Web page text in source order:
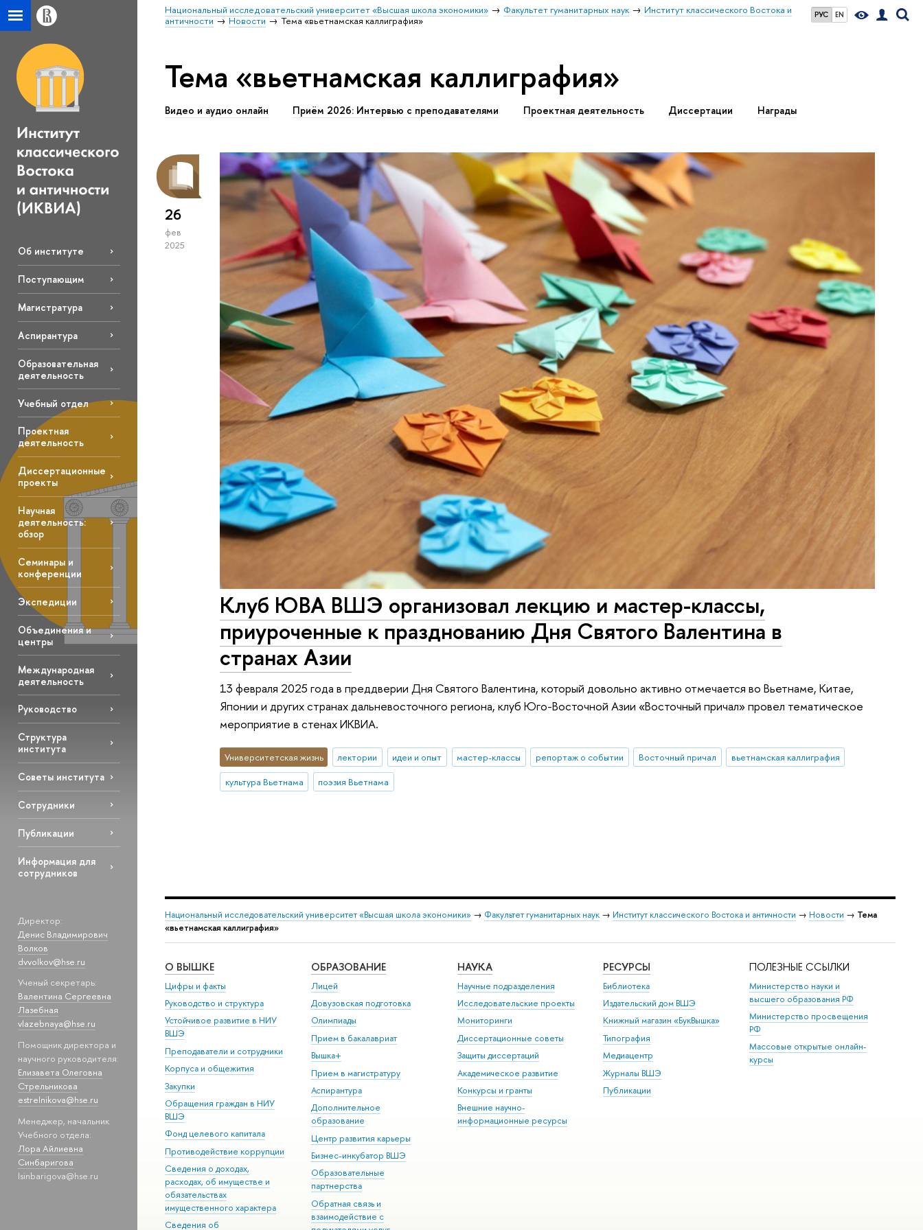
РУС EN
Национальный исследовательский университет «Высшая школа экономики» Факультет гуманитарных наук
Институт классического Востока и
античности
Новости Тема «вьетнамская каллиграфия»
Об институте
Поступающим
Магистратура
Аспирантура
Образовательная
деятельность
Учебный отдел
Проектная
деятельность
Диссертационные
проекты
Научная
деятельность:
обзор
Семинары и
конференции
Экспедиции
Объединения и
центры
Международная
деятельность
Руководство
Структура
института
Советы института
Сотрудники
Публикации
Информация для
сотрудников
Директор:
Денис Владимирович
Волков
dvvolkov@hse.ru
Ученый секретарь:
Валентина Сергеевна
Лазебная
vlazebnaya@hse.ru
Помощник директора и
научного руководителя:
Елизавета Олеговна
Стрельникова
estrelnikova@hse.ru
Менеджер, начальник
Учебного отдела:
Лора Айлиевна
Синбаригова
lsinbarigova@hse.ru
Тема «вьетнамская каллиграфия»
Видео и аудио онлайн Приём 2026: Интервью с преподавателями Проектная деятельность Диссертации Награды
26
фев
2025
Клуб ЮВА ВШЭ организовал лекцию и мастер-классы,
приуроченные к празднованию Дня Святого Валентина в
странах Азии
13 февраля 2025 года в преддверии Дня Святого Валентина, который довольно активно отмечается во Вьетнаме, Китае,
Японии и других странах дальневосточного региона, клуб Юго-Восточной Азии «Восточный причал» провел тематическое
мероприятие в стенах ИКВИА.
Университетская жизнь лектории идеи и опыт мастер-классы репортаж о событии Восточный причал
вьетнамская каллиграфия
культура Вьетнама
поэзия Вьетнама
Национальный исследовательский университет «Высшая школа экономики» → Факультет гуманитарных наук → Институт классического Востока и античности → Новости → Тема
«вьетнамская каллиграфия»
О ВЫШКЕ
Цифры и факты
Руководство и структура
Устойчивое развитие в НИУ
ВШЭ
Преподаватели и сотрудники
Корпуса и общежития
Закупки
Обращения граждан в НИУ
ВШЭ
Фонд целевого капитала
Противодействие коррупции
Сведения о доходах,
расходах, об имуществе и
обязательствах
имущественного характера
Сведения об
ОБРАЗОВАНИЕ
Лицей
Довузовская подготовка
Олимпиады
Прием в бакалавриат
Вышка+
Прием в магистратуру
Аспирантура
Дополнительное
образование
Центр развития карьеры
Бизнес-инкубатор ВШЭ
Образовательные
партнерства
Обратная связь и
взаимодействие с
НАУКА
Научные подразделения
Исследовательские проекты
Мониторинги
Диссертационные советы
Защиты диссертаций
Академическое развитие
Конкурсы и гранты
Внешние научно-
информационные ресурсы
РЕСУРСЫ
Библиотека
Издательский дом ВШЭ
Книжный магазин «БукВышка»
Типография
Медиацентр
Журналы ВШЭ
Публикации
ПОЛЕЗНЫЕ ССЫЛКИ
Министерство науки и
высшего образования РФ
Министерство просвещения
РФ
Массовые открытые онлайн-
курсы